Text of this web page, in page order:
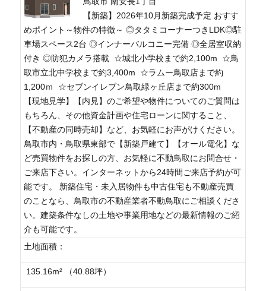
【新築】2026年10月新築完成予定 おすす
めポイント～物件の特徴～ ◎タタミコーナーつきLDK◎駐
車場スペース2台 ◎インナーバルコニー完備 ◎全居室収納
付き ◎防犯カメラ搭載 ☆城北小学校まで約2,100m ☆鳥
取市立北中学校まで約3,400m ☆ラムー鳥取店まで約
1,200ｍ ☆セブンイレブン鳥取緑ヶ丘店まで約300m
【現地見学】【内見】のご希望や物件についてのご質問は
もちろん、その他資金計画や住宅ローンに関すること、
【不動産の同時売却】など、お気軽にお声がけください。
鳥取市内・鳥取県東部で【新築戸建て】【オール電化】な
ど売買物件をお探しの方、お気軽に不動鳥取にお問合せ・
ご来店下さい。インターネットから24時間ご来店予約が可
能です。 新築住宅・未入居物件も中古住宅も不動産売買
のことなら、鳥取市の不動産業者不動鳥取にご相談くださ
い。建築条件なしの土地や事業用地などの最新情報のご紹
介も可能です。
土地面積：
135.16m² （40.88坪）